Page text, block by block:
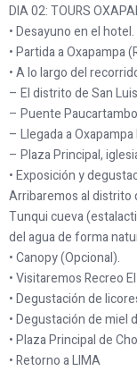
DIA 02: TOURS
• Desayuno en el hotel.
• Partida a Oxapampa
• A lo largo del
– El distrito de San
– Puente
– Llegada a
– Plaza Principal,
• Exposición y
Arribaremos al distrito
Tunqui cueva
del agua de forma
• Canopy (Opcional).
• Visitaremos Recreo
• Degustación de
• Degustación de miel
• Plaza Principal de
• Retorno a LIMA